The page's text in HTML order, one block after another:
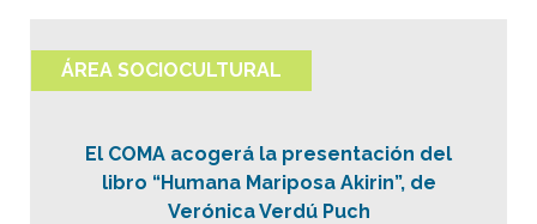
ÁREA SOCIOCULTURAL
El COMA acogerá la presentación del
libro “Humana Mariposa Akirin”, de
Verónica Verdú Puch